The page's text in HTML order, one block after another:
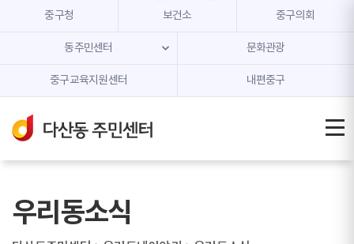
본문 내용 바로가기
주메뉴 바로가기
중구청 보건소 중구의회
동주민센터 문화관광
중구교육지원센터 내편중구
우리동소식